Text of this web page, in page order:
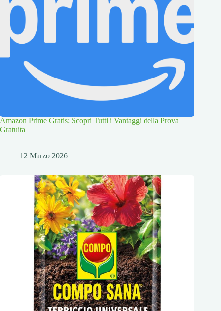
Amazon Prime Gratis: Scopri Tutti i Vantaggi della Prova
Gratuita
12 Marzo 2026